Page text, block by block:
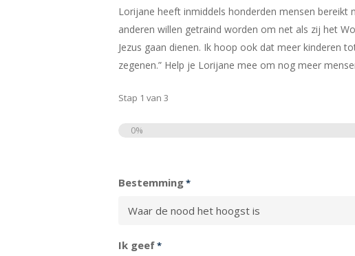
Lorijane heeft inmiddels honderden mensen bereikt
anderen willen getraind worden om net als zij het
Jezus gaan dienen. Ik hoop ook dat meer kinderen
zegenen.” Help je Lorijane mee om nog meer
Stap 1 van 3
0%
Bestemming*
Ik geef*